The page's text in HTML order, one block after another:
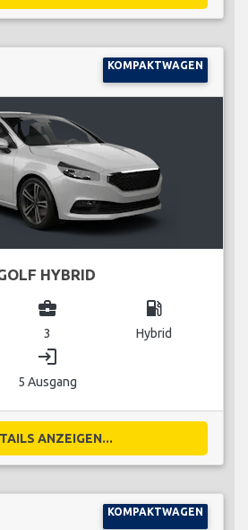
KOMPAKTWAGEN
HYBRID
business_center
3
local_gas_station
Hybrid
login
5 Ausgang
ANZEIGEN...
KOMPAKTWAGEN